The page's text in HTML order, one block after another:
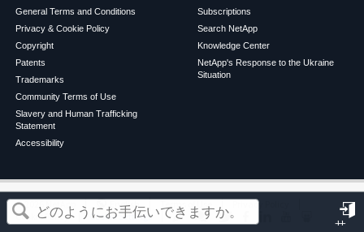
サ
この記事は役に立ちましたか？
General Terms and Conditions
Privacy & Cookie Policy
Copyright
Patents
Trademarks
Community Terms of Use
Slavery and Human Trafficking
Statement
Accessibility
Subscriptions
Search NetApp
Knowledge Center
NetApp's Response to the Ukraine
Situation
©2026NetApp English Terms of Use
Privacy Policy
Cookie Policy
Cookie Settings